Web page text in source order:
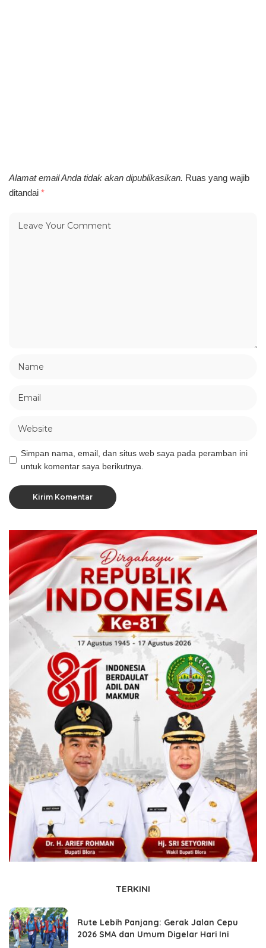
Alamat email Anda tidak akan dipublikasikan. Ruas yang wajib
ditandai *
Simpan nama, email, dan situs web saya pada peramban ini
untuk komentar saya berikutnya.
TERKINI
Rute Lebih Panjang: Gerak Jalan Cepu
2026 SMA dan Umum Digelar Hari Ini